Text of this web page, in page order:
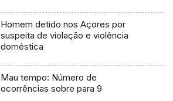
Homem detido nos Açores por
suspeita de violação e violência
doméstica
Mau tempo: Número de
ocorrências sobre para 9